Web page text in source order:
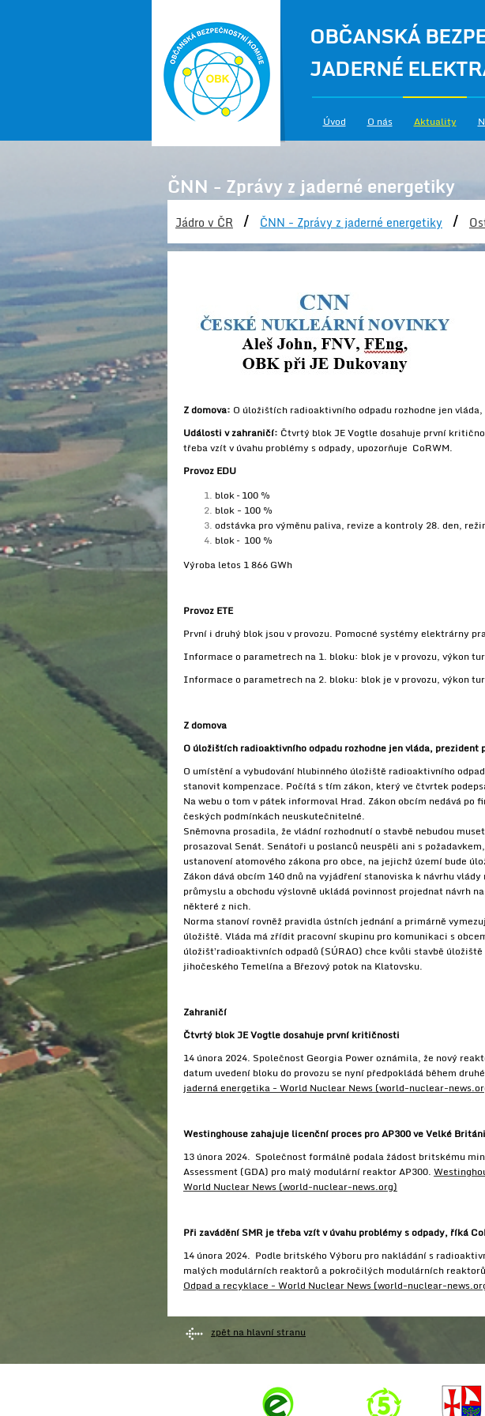
OBČANSKÁ
JADERNÉ
Úvod O nás Aktuality
ČNN - Zprávy z jaderné energetiky
Jádro v ČR / ČNN - Zprávy z jaderné energetiky /
Z domova: O úložištích radioaktivního odpadu rozhodne jen
Události v zahraničí: Čtvrtý blok JE Vogtle dosahuje první
třeba vzít v úvahu problémy s odpady, upozorňuje CoRWM.
Provoz EDU
blok – 100 %
blok - 100 %
odstávka pro výměnu paliva, revize a kontroly 28. den,
blok – 100 %
Výroba letos 1 866 GWh
Provoz ETE
První i druhý blok jsou v provozu. Pomocné systémy elektrárny
Informace o parametrech na 1. bloku: blok je v provozu, výkon
Informace o parametrech na 2. bloku: blok je v provozu, výkon
Z domova
O úložištích radioaktivního odpadu rozhodne jen vláda, prezident
O umístění a vybudování hlubinného úložiště radioaktivního
stanovit kompenzace. Počítá s tím zákon, který ve čtvrtek
Na webu o tom v pátek informoval Hrad. Zákon obcím nedává
českých podmínkách neuskutečnitelné.
Sněmovna prosadila, že vládní rozhodnutí o stavbě nebudou
prosazoval Senát. Senátoři u poslanců neuspěli ani s
ustanovení atomového zákona pro obce, na jejichž území bude
Zákon dává obcím 140 dnů na vyjádření stanoviska k návrhu
průmyslu a obchodu výslovně ukládá povinnost projednat návrh
některé z nich.
Norma stanoví rovněž pravidla ústních jednání a primárně
úložiště. Vláda má zřídit pracovní skupinu pro komunikaci s
úložišť radioaktivních odpadů (SÚRAO) chce kvůli stavbě
jihočeského Temelína a Březový potok na Klatovsku.
Zahraničí
Čtvrtý blok JE Vogtle dosahuje první kritičnosti
14 února 2024. Společnost Georgia Power oznámila, že nový
datum uvedení bloku do provozu se nyní předpokládá během
jaderná energetika - World Nuclear News (world-nuclear-
Westinghouse zahajuje licenční proces pro AP300 ve Velké
13 února 2024. Společnost formálně podala žádost britskému
Assessment (GDA) pro malý modulární reaktor AP300.
World Nuclear News (world-nuclear-news.org)
Při zavádění SMR je třeba vzít v úvahu problémy s odpady, říká
14 února 2024. Podle britského Výboru pro nakládání s
malých modulárních reaktorů a pokročilých modulárních
Odpad a recyklace - World Nuclear News (world-nuclear-
zpět na hlavní stranu